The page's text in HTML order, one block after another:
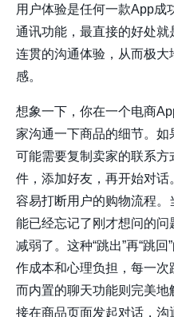
用户体验是任何一款App成
通讯功能，最直接的好处就
连贯的沟通体验，从而极
感。
想象一下，你在一个电商
家沟通一下商品的细节。
可能需要复制卖家的联系
件，添加好友，再开始对
容易打断用户的购物流程
能已经忘记了刚才想问的
减弱了。这种“跳出”再“跳
作成本和心理负担，每一次
而内置的聊天功能则完美
接在商品页面发起对话，